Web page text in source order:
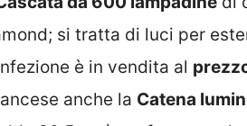
si tratta di luci per
è in vendita al
anche la Catena